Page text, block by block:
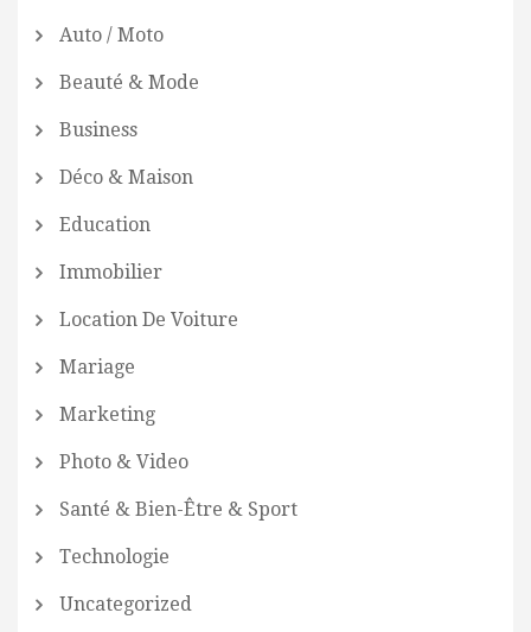
Auto / Moto
Beauté & Mode
Business
Déco & Maison
Education
Immobilier
Location De Voiture
Mariage
Marketing
Photo & Video
Santé & Bien-Être & Sport
Technologie
Uncategorized